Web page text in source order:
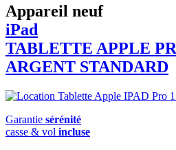
Appareil neuf
iPad
TABLETTE APPLE
ARGENT STANDARD
Garantie sérénité
casse & vol incluse